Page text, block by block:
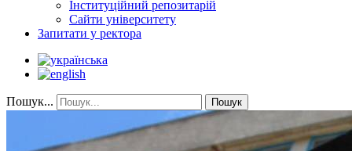
Інституційний репозитарій
Сайти університету
Запитати у ректора
Пошук... Пошук